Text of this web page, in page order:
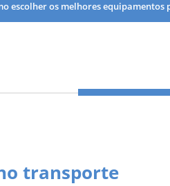
escolher os melhores
transporte
DIGITEO QUE